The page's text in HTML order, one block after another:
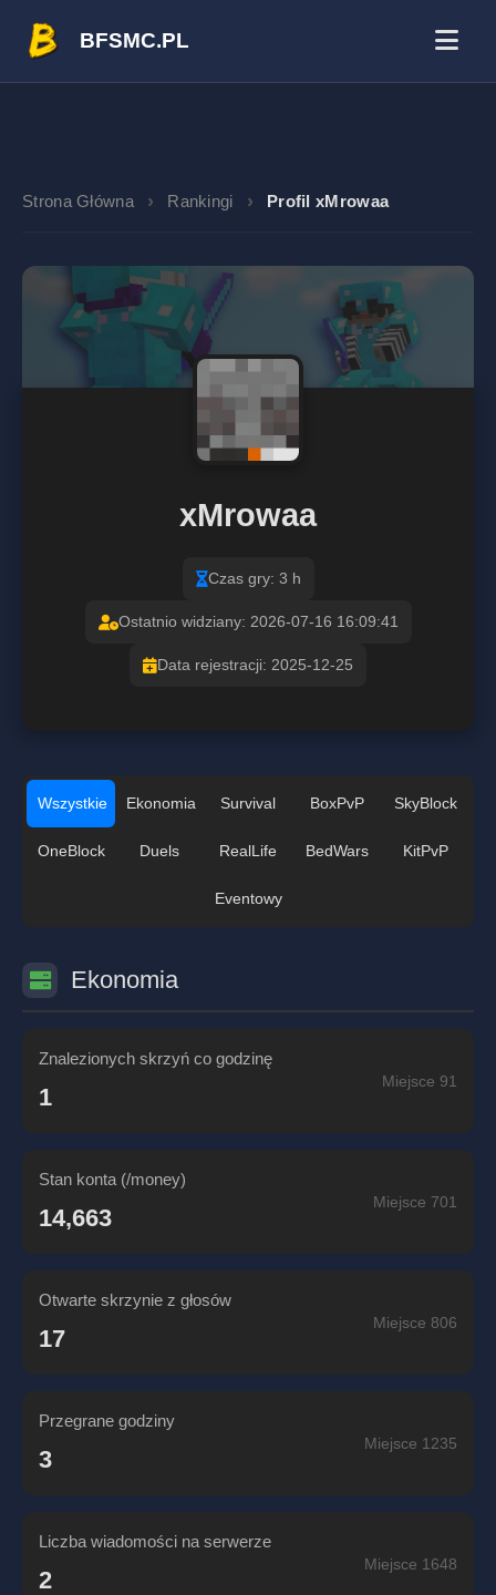
BFSMC.PL
Strona Główna Rankingi Profil xMrowaa
xMrowaa
Czas gry: 3 h
Ostatnio widziany: 2026-07-16 16:09:41
Data rejestracji: 2025-12-25
Wszystkie Ekonomia Survival BoxPvP SkyBlock
OneBlock Duels RealLife BedWars KitPvP
Eventowy
Ekonomia
Znalezionych skrzyń co godzinę
1
Miejsce 91
Stan konta (/money)
14,663
Miejsce 701
Otwarte skrzynie z głosów
17
Miejsce 806
Przegrane godziny
3
Miejsce 1235
Liczba wiadomości na serwerze
2
Miejsce 1648